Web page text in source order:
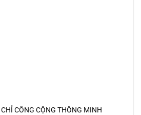
CÔNG CỘNG THÔNG MINH